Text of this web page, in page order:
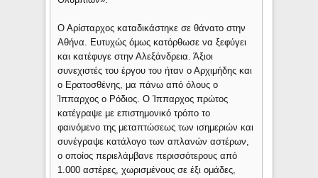
Ο Αρίσταρχος καταδικάστηκε σε θάνατο στην
Αθήνα. Ευτυχώς όμως κατόρθωσε να ξεφύγει
και κατέφυγε στην Αλεξάνδρεια. Άξιοι
συνεχιστές του έργου του ήταν ο Αρχιμήδης και
ο Ερατοσθένης, μα πάνω από όλους ο
Ίππαρχος ο Ρόδιος. Ο Ίππαρχος πρώτος
κατέγραψε με επιστημονικό τρόπο το
φαινόμενο της μεταπτώσεως των ισημεριών και
συνέγραψε κατάλογο των απλανών αστέρων,
ο οποίος περιελάμβανε περισσότερους από
1.000 αστέρες, χωρισμένους σε έξι ομάδες,